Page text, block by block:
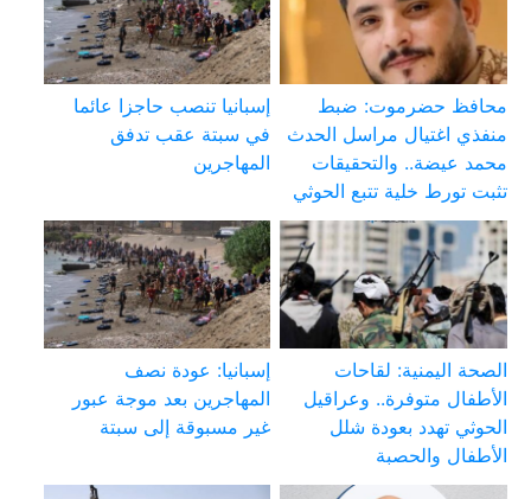
محافظ حضرموت: ضبط
منفذي اغتيال مراسل الحدث
محمد عيضة.. والتحقيقات
تثبت تورط خلية تتبع الحوثي
إسبانيا تنصب حاجزا عائما
في سبتة عقب تدفق
المهاجرين
الصحة اليمنية: لقاحات
الأطفال متوفرة.. وعراقيل
الحوثي تهدد بعودة شلل
الأطفال والحصبة
إسبانيا: عودة نصف
المهاجرين بعد موجة عبور
غير مسبوقة إلى سبتة